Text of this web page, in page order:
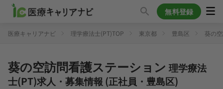
無料登録
医療キャリアナビ 理学療法士(PT)TOP 東京都 豊島区 葵の
葵の空訪問看護ステーション 理学療法
士(PT)求人・募集情報 (正社員・豊島区)